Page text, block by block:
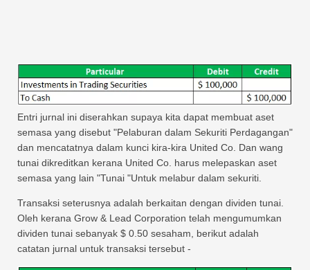
Entri jurnal ini diserahkan supaya kita dapat membuat aset
semasa yang disebut "Pelaburan dalam Sekuriti Perdagangan"
dan mencatatnya dalam kunci kira-kira United Co. Dan wang
tunai dikreditkan kerana United Co. harus melepaskan aset
semasa yang lain "Tunai "Untuk melabur dalam sekuriti.
Transaksi seterusnya adalah berkaitan dengan dividen tunai.
Oleh kerana Grow & Lead Corporation telah mengumumkan
dividen tunai sebanyak $ 0.50 sesaham, berikut adalah
catatan jurnal untuk transaksi tersebut -